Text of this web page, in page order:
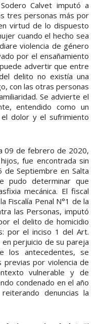
Calvet imputó a
tres personas más por
virtud de lo dispuesto
cuando el hecho sea
violencia de género
por el ensañamiento
advertir que entre
delito no existía una
con las otras personas
Se advierte el
entendido como un
dolor y el sufrimiento
09 de febrero de 2020,
fue encontrada sin
de Septiembre en Salta
pudo determinar que
mecánica. El fiscal
Fiscalía Penal N°1 de la
las Personas, imputó
el delito de homicidio
por el inciso 1 del Art.
perjuicio de su pareja
los antecedentes, se
previas por violencia de
vulnerable y de
condenado en el año
denuncias la